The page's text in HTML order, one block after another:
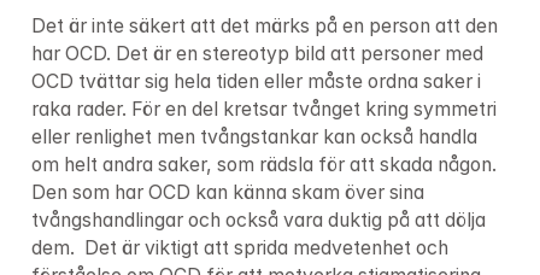
Det är inte säkert att det märks på en person att den
har OCD. Det är en stereotyp bild att personer med
OCD tvättar sig hela tiden eller måste ordna saker i
raka rader. För en del kretsar tvånget kring symmetri
eller renlighet men tvångstankar kan också handla
om helt andra saker, som rädsla för att skada någon.
Den som har OCD kan känna skam över sina
tvångshandlingar och också vara duktig på att dölja
dem.  Det är viktigt att sprida medvetenhet och